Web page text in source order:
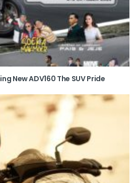
New ADV160 The SUV Pride